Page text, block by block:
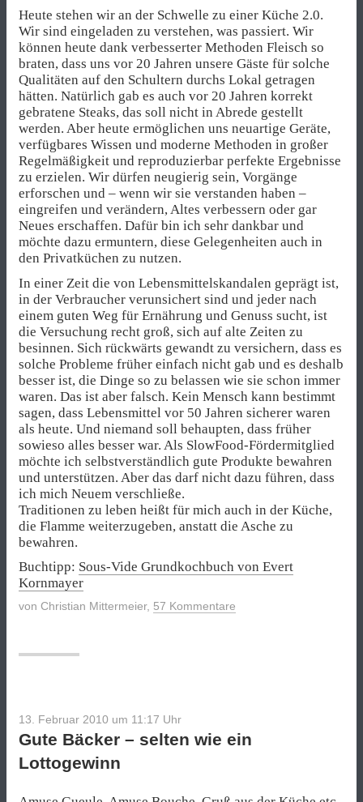
Heute stehen wir an der Schwelle zu einer Küche 2.0.
Wir sind eingeladen zu verstehen, was passiert. Wir
können heute dank verbesserter Methoden Fleisch so
braten, dass uns vor 20 Jahren unsere Gäste für solche
Qualitäten auf den Schultern durchs Lokal getragen
hätten. Natürlich gab es auch vor 20 Jahren korrekt
gebratene Steaks, das soll nicht in Abrede gestellt
werden. Aber heute ermöglichen uns neuartige Geräte,
verfügbares Wissen und moderne Methoden in großer
Regelmäßigkeit und reproduzierbar perfekte Ergebnisse
zu erzielen. Wir dürfen neugierig sein, Vorgänge
erforschen und – wenn wir sie verstanden haben –
eingreifen und verändern, Altes verbessern oder gar
Neues erschaffen. Dafür bin ich sehr dankbar und
möchte dazu ermuntern, diese Gelegenheiten auch in
den Privatküchen zu nutzen.
In einer Zeit die von Lebensmittelskandalen geprägt ist,
in der Verbraucher verunsichert sind und jeder nach
einem guten Weg für Ernährung und Genuss sucht, ist
die Versuchung recht groß, sich auf alte Zeiten zu
besinnen. Sich rückwärts gewandt zu versichern, dass es
solche Probleme früher einfach nicht gab und es deshalb
besser ist, die Dinge so zu belassen wie sie schon immer
waren. Das ist aber falsch. Kein Mensch kann bestimmt
sagen, dass Lebensmittel vor 50 Jahren sicherer waren
als heute. Und niemand soll behaupten, dass früher
sowieso alles besser war. Als SlowFood-Fördermitglied
möchte ich selbstverständlich gute Produkte bewahren
und unterstützen. Aber das darf nicht dazu führen, dass
ich mich Neuem verschließe.
Traditionen zu leben heißt für mich auch in der Küche,
die Flamme weiterzugeben, anstatt die Asche zu
bewahren.
Buchtipp: Sous-Vide Grundkochbuch von Evert
Kornmayer
von Christian Mittermeier, 57 Kommentare
13. Februar 2010 um 11:17 Uhr
Gute Bäcker – selten wie ein
Lottogewinn